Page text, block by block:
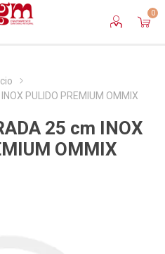
0
PULIDO PREMIUM OMMIX
25 cm INOX
OMMIX